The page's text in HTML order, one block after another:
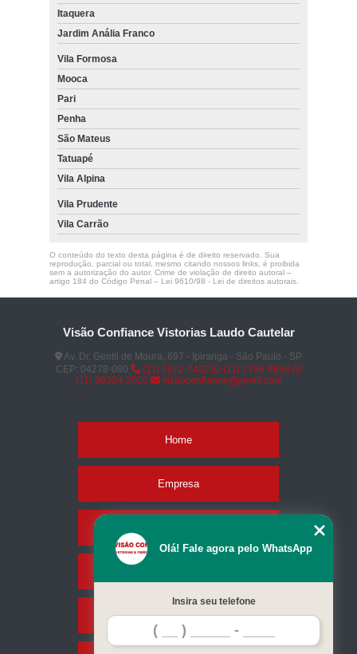
Itaquera
Jardim Anália Franco
Vila Formosa
Mooca
Pari
Penha
São Mateus
Tatuapé
Vila Alpina
Vila Prudente
Vila Carrão
O conteúdo do texto desta página é de direito reservado. Sua
reprodução, parcial ou total, mesmo citando nossos links, é proibida
sem a autorização do autor. Crime de violação de direito autoral –
artigo 184 do Código Penal – Lei 9610/98 - Lei de direitos autorais.
Visão Confiance Vistorias Laudo Cautelar
Av. Dr. Gentil de Moura, 697 - Ipiranga - São Paulo - SP
CEP: 04278-080
(11) 2872-7402
(11) 7788-8888
(11) 98504-2000
visaoconfiance@gmail.com
Home
Empresa
Contato
Olá! Fale agora pelo WhatsApp
Insira seu telefone